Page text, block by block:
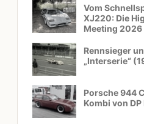
Vom
XJ220: Die
Meeting 2026
Rennsieger
„Interserie“
Porsche 944
Kombi von